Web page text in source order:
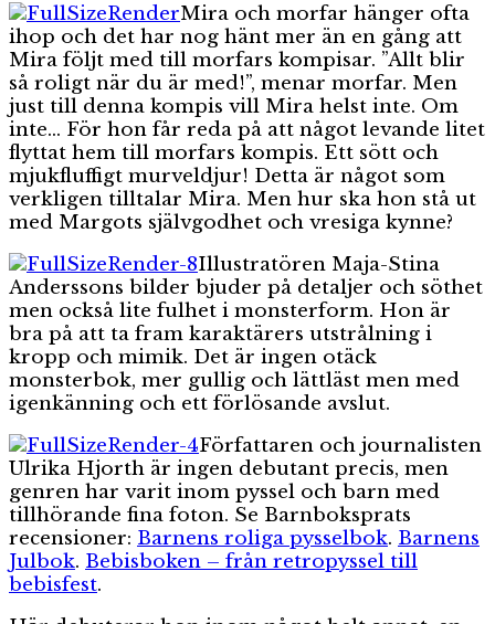
Mira och morfar hänger ofta
ihop och det har nog hänt mer än en gång att
Mira följt med till morfars kompisar. ”Allt blir
så roligt när du är med!”, menar morfar. Men
just till denna kompis vill Mira helst inte. Om
inte… För hon får reda på att något levande litet
flyttat hem till morfars kompis. Ett sött och
mjukfluffigt murveldjur! Detta är något som
verkligen tilltalar Mira. Men hur ska hon stå ut
med Margots självgodhet och vresiga kynne?
Illustratören Maja-Stina
Anderssons bilder bjuder på detaljer och söthet
men också lite fulhet i monsterform. Hon är
bra på att ta fram karaktärers utstrålning i
kropp och mimik. Det är ingen otäck
monsterbok, mer gullig och lättläst men med
igenkänning och ett förlösande avslut.
Författaren och journalisten
Ulrika Hjorth är ingen debutant precis, men
genren har varit inom pyssel och barn med
tillhörande fina foton. Se Barnboksprats
recensioner: Barnens roliga pysselbok. Barnens
Julbok. Bebisboken – från retropyssel till
bebisfest.